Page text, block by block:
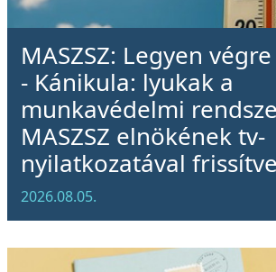
MASZSZ: Legyen
- Kánikula: lyukak a
munkavédelmi
MASZSZ elnökének tv-
nyilatkozatával
2026.08.05.